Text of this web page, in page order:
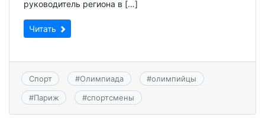
руководитель региона в […]
Читать
Спорт #Олимпиада #олимпийцы
#Париж #спортсмены